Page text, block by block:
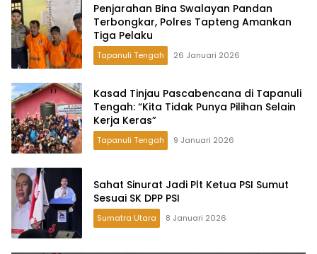
Penjarahan Bina Swalayan Pandan
Terbongkar, Polres Tapteng Amankan
Tiga Pelaku
Tapanuli Tengah 26 Januari 2026
Kasad Tinjau Pascabencana di Tapanuli
Tengah: “Kita Tidak Punya Pilihan Selain
Kerja Keras”
Tapanuli Tengah 9 Januari 2026
Sahat Sinurat Jadi Plt Ketua PSI Sumut
Sesuai SK DPP PSI
Sumatra Utara 8 Januari 2026